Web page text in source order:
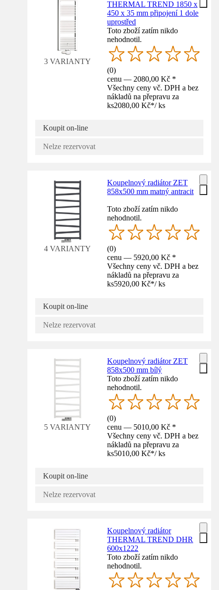
3 VARIANTY
THERMAL TREND 1850 x
450 x 35 mm připojení 1 dole
uprostřed
Toto zboží zatím nikdo
nehodnotil.
(0)
cenu — 2080,00 Kč *
Všechny ceny vč. DPH a bez
nákladů na přepravu za
ks2080,00 Kč*/ ks
Koupit on-line
Nelze rezervovat
4 VARIANTY
Koupelnový radiátor ZET
858x500 mm matný antracit
Toto zboží zatím nikdo
nehodnotil.
(0)
cenu — 5920,00 Kč *
Všechny ceny vč. DPH a bez
nákladů na přepravu za
ks5920,00 Kč*/ ks
Koupit on-line
Nelze rezervovat
5 VARIANTY
Koupelnový radiátor ZET
858x500 mm bílý
Toto zboží zatím nikdo
nehodnotil.
(0)
cenu — 5010,00 Kč *
Všechny ceny vč. DPH a bez
nákladů na přepravu za
ks5010,00 Kč*/ ks
Koupit on-line
Nelze rezervovat
Koupelnový radiátor
THERMAL TREND DHR
600x1222
Toto zboží zatím nikdo
nehodnotil.